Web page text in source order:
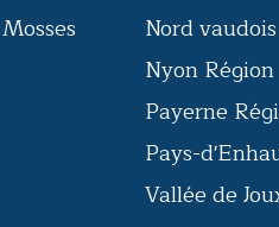
Nord vaudois
Nyon Région
Payerne
Pays-
Vallée de